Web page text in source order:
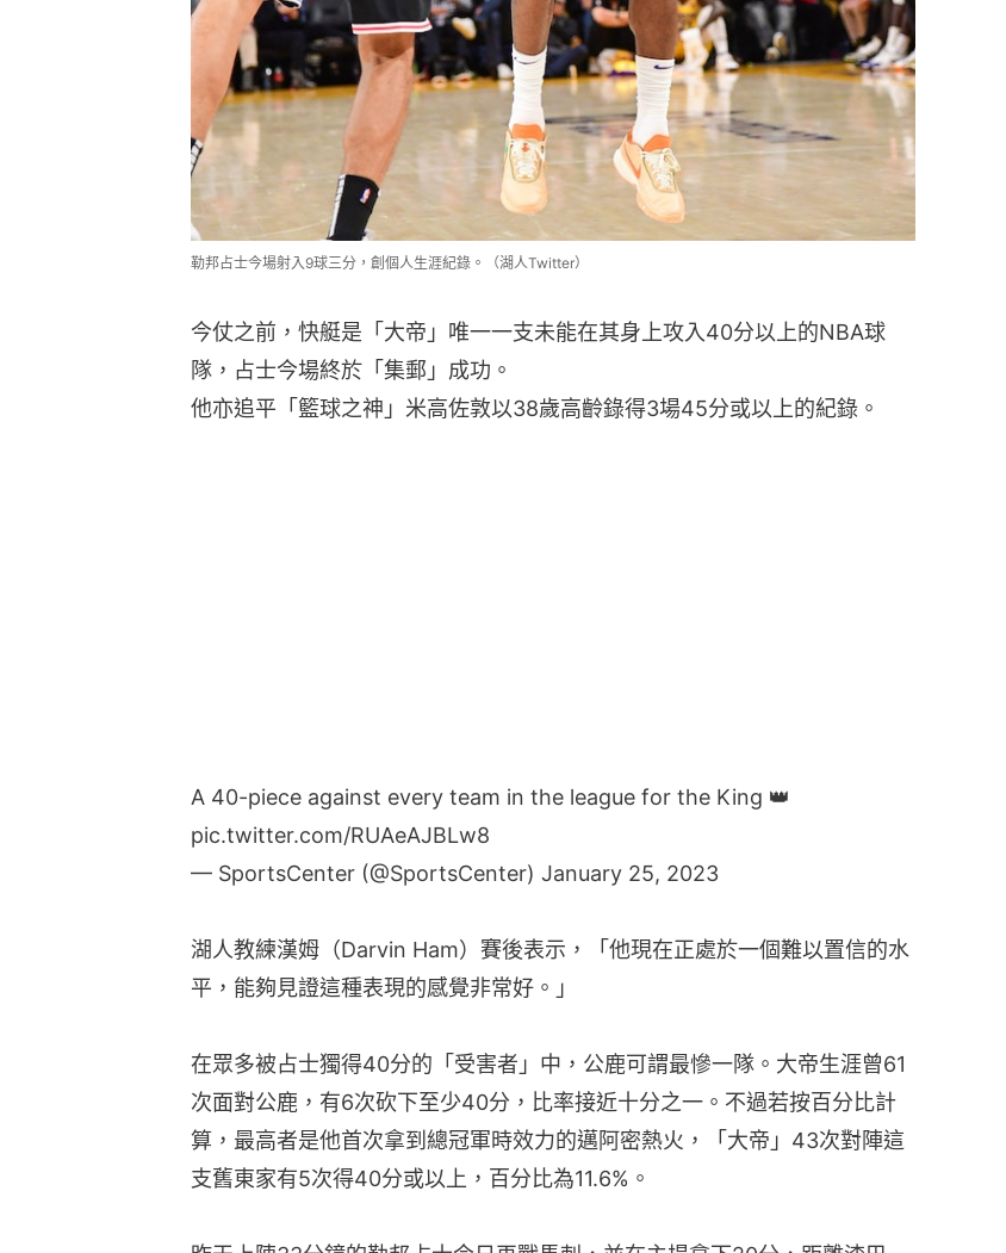
勒邦占士今場射入9球三分，創個人生涯紀錄。（湖人Twitter）
今仗之前，快艇是「大帝」唯一一支未能在其身上攻入40分以上的NBA球
隊，占士今場終於「集郵」成功。
他亦追平「籃球之神」米高佐敦以38歲高齡錄得3場45分或以上的紀錄。
次面對公鹿，有6次砍下至少40分，比率接近十分之一。不過若按百分比計
算，最高者是他首次拿到總冠軍時效力的邁阿密熱火，「大帝」43次對陣這
支舊東家有5次得40分或以上，百分比為11.6%。
昨天上陣33分鐘的勒邦占士今日再戰馬刺，並在主場拿下20分，距離渣巴
38387分紀錄只有157分之差。如無意外，他將會在2月打破「天勾」塵封34